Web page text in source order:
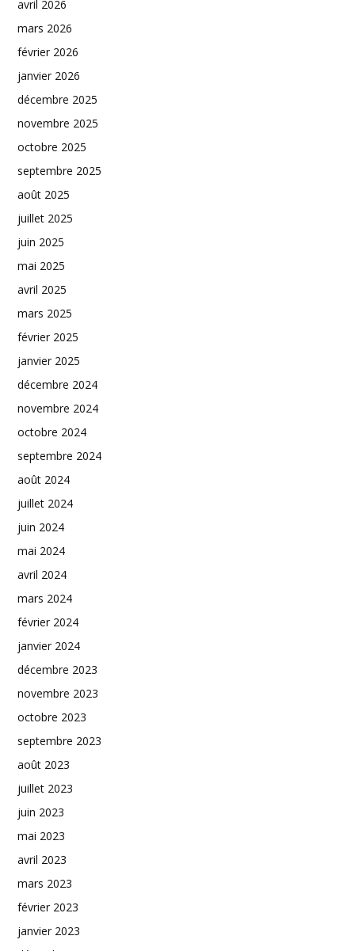
avril 2026
mars 2026
février 2026
janvier 2026
décembre 2025
novembre 2025
octobre 2025
septembre 2025
août 2025
juillet 2025
juin 2025
mai 2025
avril 2025
mars 2025
février 2025
janvier 2025
décembre 2024
novembre 2024
octobre 2024
septembre 2024
août 2024
juillet 2024
juin 2024
mai 2024
avril 2024
mars 2024
février 2024
janvier 2024
décembre 2023
novembre 2023
octobre 2023
septembre 2023
août 2023
juillet 2023
juin 2023
mai 2023
avril 2023
mars 2023
février 2023
janvier 2023